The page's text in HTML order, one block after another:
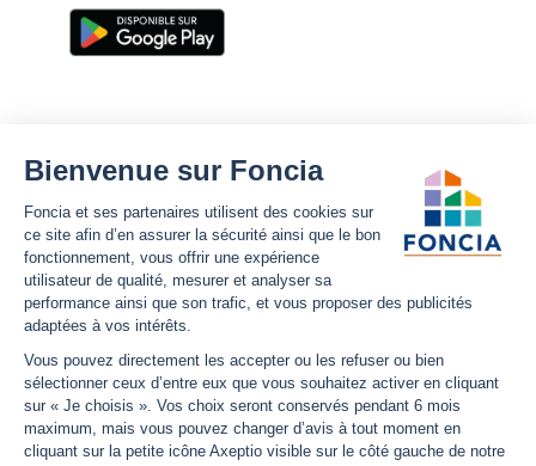
Foncia
Carrières
Nos offres d'emplois
Espace presse
Foncia inside
Avis clients
Partenaires
Notre site
Mentions légales
Politique Foncia de protection
des données
Conformité
Politique relative aux cookies
et autres traceurs
Sécurité informatique
Déclaration d'accessibilité